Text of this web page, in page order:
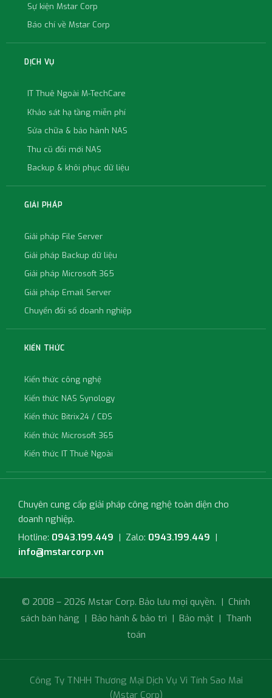
Sự kiện Mstar Corp
Báo chí về Mstar Corp
DỊCH VỤ
IT Thuê Ngoài M-TechCare
Khảo sát hạ tầng miễn phí
Sửa chữa & bảo hành NAS
Thu cũ đổi mới NAS
Backup & khôi phục dữ liệu
GIẢI PHÁP
Giải pháp File Server
Giải pháp Backup dữ liệu
Giải pháp Microsoft 365
Giải pháp Email Server
Chuyển đổi số doanh nghiệp
KIẾN THỨC
Kiến thức công nghệ
Kiến thức NAS Synology
Kiến thức Bitrix24 / CĐS
Kiến thức Microsoft 365
Kiến thức IT Thuê Ngoài
Chuyên cung cấp giải pháp công nghệ toàn diện cho
doanh nghiệp.
Hotline: 0943.199.449 | Zalo: 0943.199.449 |
info@mstarcorp.vn
© 2008 – 2026 Mstar Corp. Bảo lưu mọi quyền. | Chính
sách bán hàng | Bảo hành & bảo trì | Bảo mật | Thanh
toán
Công Ty TNHH Thương Mại Dịch Vụ Vi Tính Sao Mai
(Mstar Corp)